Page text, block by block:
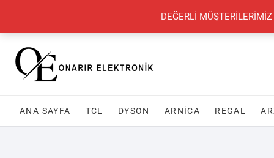
DEĞERLİ
content
onarirelektronik@gmail.com
ANA SAYFA TCL DYSON ARNİCA REGAL